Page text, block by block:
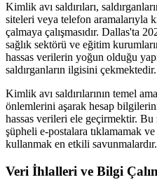
Kimlik avı saldırıları,
siteleri veya telefon aramalarıyla
çalmaya çalışmasıdır. Dallas'ta
sağlık sektörü ve eğitim
hassas verilerin yoğun olduğu
saldırganların ilgisini çekmektedir.
Kimlik avı saldırılarının temel
önlemlerini aşarak hesap
hassas verileri ele geçirmektir.
şüpheli e-postalara tıklamamak
kullanmak en etkili savunmalardır.
Veri İhlalleri ve Bilgi